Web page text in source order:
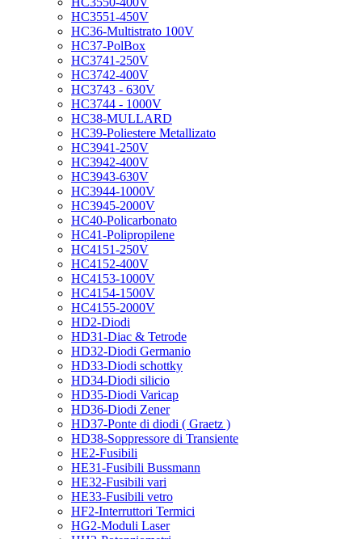
HC3551-450V
HC36-Multistrato 100V
HC37-PolBox
HC3741-250V
HC3742-400V
HC3743 - 630V
HC3744 - 1000V
HC38-MULLARD
HC39-Poliestere Metallizato
HC3941-250V
HC3942-400V
HC3943-630V
HC3944-1000V
HC3945-2000V
HC40-Policarbonato
HC41-Polipropilene
HC4151-250V
HC4152-400V
HC4153-1000V
HC4154-1500V
HC4155-2000V
HD2-Diodi
HD31-Diac & Tetrode
HD32-Diodi Germanio
HD33-Diodi schottky
HD34-Diodi silicio
HD35-Diodi Varicap
HD36-Diodi Zener
HD37-Ponte di diodi ( Graetz )
HD38-Soppressore di Transiente
HE2-Fusibili
HE31-Fusibili Bussmann
HE32-Fusibili vari
HE33-Fusibili vetro
HF2-Interruttori Termici
HG2-Moduli Laser